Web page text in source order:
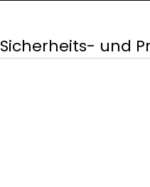
Sicherheits- und